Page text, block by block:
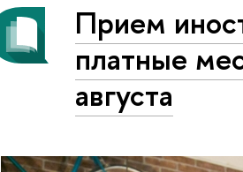
Прием
платные
августа